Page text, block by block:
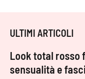
ULTIMI ARTICOLI
Look total rosso
sensualità e